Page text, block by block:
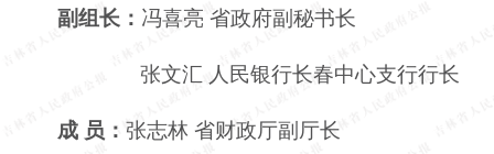
副组长： 冯喜亮 省政府副秘书长
张文汇 人民银行长春中心支行行长
成 员：张志林 省财政厅副厅长